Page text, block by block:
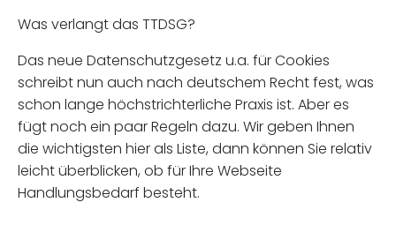
Was verlangt das TTDSG?
Das neue Datenschutzgesetz u.a. für Cookies
schreibt nun auch nach deutschem Recht fest, was
schon lange höchstrichterliche Praxis ist. Aber es
fügt noch ein paar Regeln dazu. Wir geben Ihnen
die wichtigsten hier als Liste, dann können Sie relativ
leicht überblicken, ob für Ihre Webseite
Handlungsbedarf besteht.